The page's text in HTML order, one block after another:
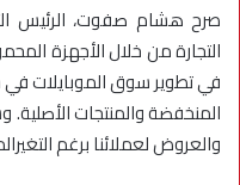
صرح هشام صفوت، الرئيس
التجارة من خلال الأجهزة
في تطوير سوق الموبايلات في
المنخفضة والمنتجات
والعروض لعملائنا برغم